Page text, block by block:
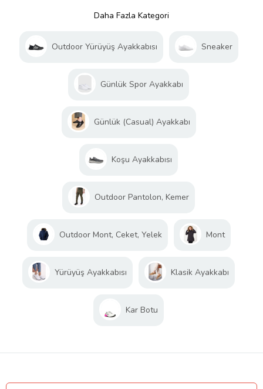
Daha Fazla Kategori
Outdoor Yürüyüş Ayakkabısı Sneaker
Günlük Spor Ayakkabı
Günlük (Casual) Ayakkabı
Koşu Ayakkabısı
Outdoor Pantolon, Kemer
Outdoor Mont, Ceket, Yelek Mont
Yürüyüş Ayakkabısı Klasik Ayakkabı
Kar Botu